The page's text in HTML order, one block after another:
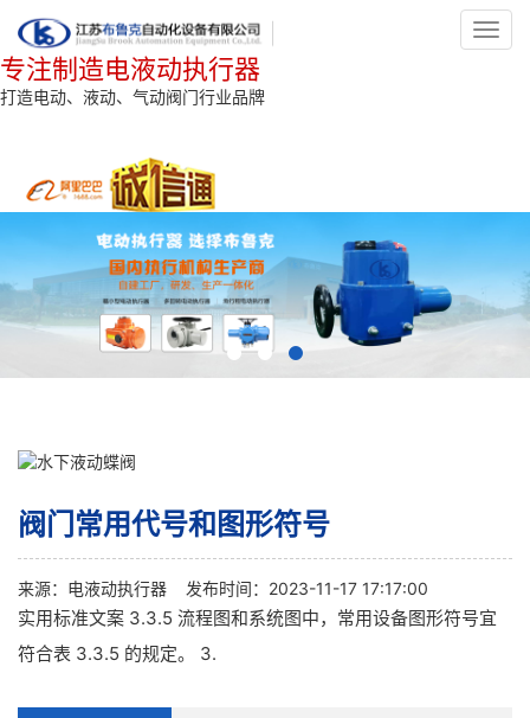
专注制造电液动执行器
打造电动、液动、气动阀门行业品牌
阀门常用代号和图形符号
来源： 电液动执行器 发布时间：2023-11-17 17:17:00
实用标准文案 3.3.5 流程图和系统图中，常用设备图形符号宜
符合表 3.3.5 的规定。 3.